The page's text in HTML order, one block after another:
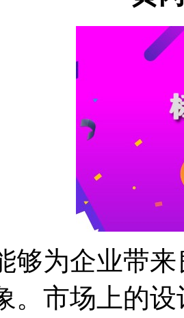
够为企业带
。市场上的